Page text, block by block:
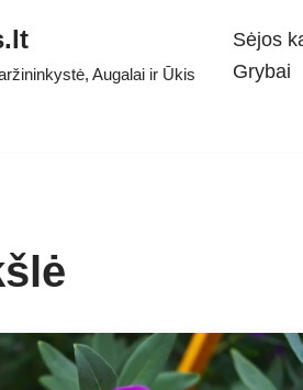
Augalai ir Ūkis
Sėjos
Grybai